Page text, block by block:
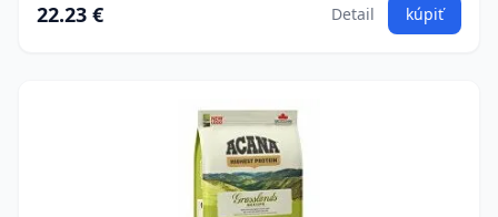
22.23 € Detail kúpiť